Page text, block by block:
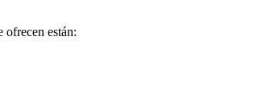
están: